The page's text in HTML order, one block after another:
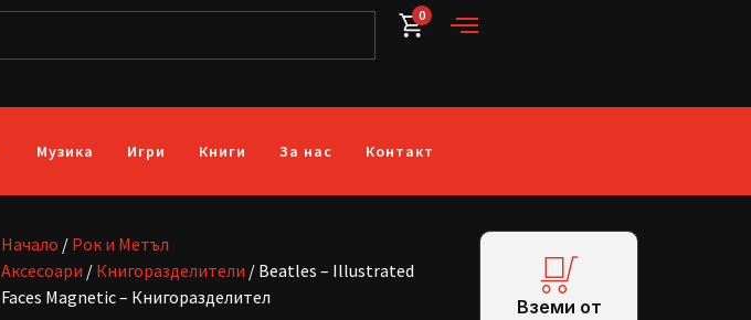
0
Музика Игри Книги За нас Контакт
Начало / Рок и Метъл
Аксесоари / Книгоразделители / Beatles – Illustrated
Faces Magnetic – Книгоразделител
Вземи от